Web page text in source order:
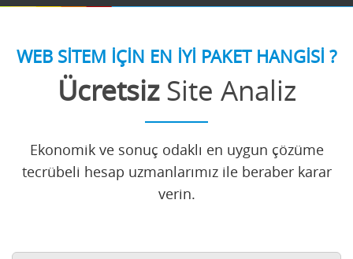
WEB SİTEM İÇİN EN İYİ PAKET HANGİSİ ?
ÜcretsizSite Analiz
Ekonomik ve sonuç odaklı en uygun çözüme
tecrübeli hesap uzmanlarımız ile beraber karar
verin.